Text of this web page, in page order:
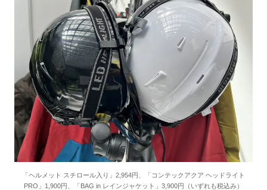
「ヘルメット スチロール入り」2,954円、「コンテックアクア ヘッドライト
PRO」1,900円、「BAG in レインジャケット」3,900円（いずれも税込み）